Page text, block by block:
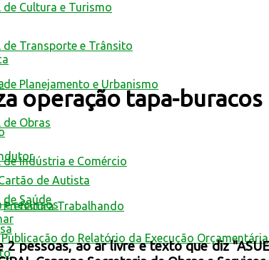
de Autista
e recursos
Cultura e Turismo
de Transporte e Trânsito
Planejamento e Urbanismo
de Obras
Indústria e Comércio
Saúde
do Relatório da Execução Orçamentária
operação tapa-buracos
Prefeitura Trabalhando